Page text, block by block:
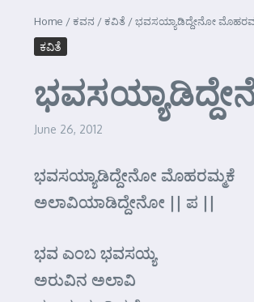
Home /ಕವನ /ಕವಿತೆ /ಭವಸಯ್ಯಾಡಿದ್ದೇನೋ
ಕವಿತೆ
June 26, 2012
ಭವಸಯ್ಯಾಡಿದ್ದೇನೋ ಮೊಹರಮ್ಮಕೆ
ಅಲಾವಿಯಾಡಿದ್ದೇನೋ || ಪ ||
ಭವ ಎಂಬ ಭವಸಯ್ಯ
ಅರುವಿನ ಅಲಾವಿ